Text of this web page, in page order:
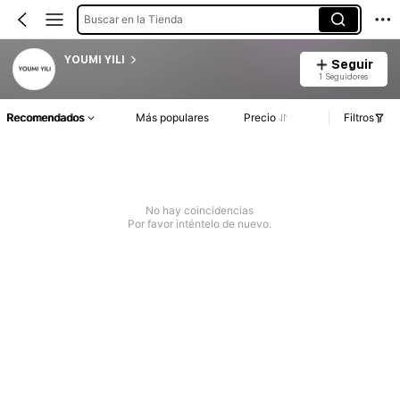
Buscar en la Tienda
YOUMI YILI Seguir
1 Seguidores
Recomendados Más populares Precio Filtros
No hay coincidencias
Por favor inténtelo de nuevo.